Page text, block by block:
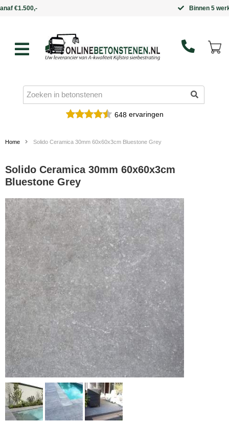
648ervaringen
Home Solido Ceramica 30mm 60x60x3cm Bluestone Grey
Solido Ceramica 30mm 60x60x3cm
Bluestone Grey